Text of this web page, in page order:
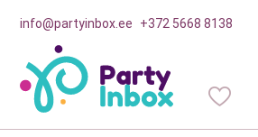
info@partyinbox.ee +372 5668 8138